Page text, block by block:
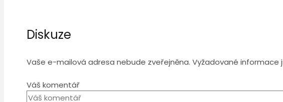
Diskuze
Vaše e-mailová adresa nebude zveřejněna. Vyžadované informace
Váš komentář